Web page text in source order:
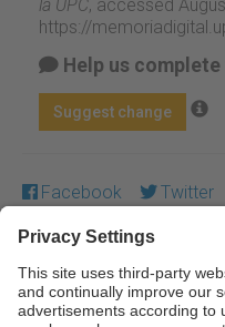
la UPC, accessed
https://
Help us
Suggest change
Facebook Twitter
Except where otherwise